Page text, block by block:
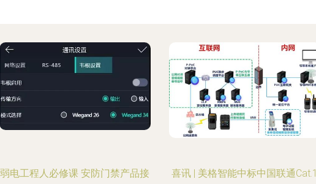
弱电工程人必修课 安防门禁产品接
喜讯 | 美格智能中标中国联通Cat.1